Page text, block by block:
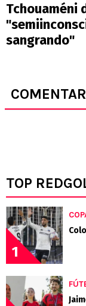
Tchouaméni
sangrando"
TOP
1